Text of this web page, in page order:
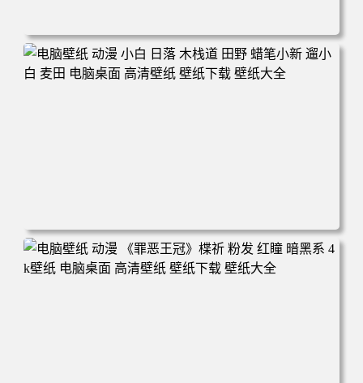
电脑壁纸 可爱动物 喵 喵星人 猫 猫咪 萌宠 电脑桌面 高清壁
纸 壁纸下载 壁纸大全
电脑壁纸 动漫 小白 日落 木栈道 田野 蜡笔小新 遛小白 麦田
电脑桌面 高清壁纸 壁纸下载 壁纸大全